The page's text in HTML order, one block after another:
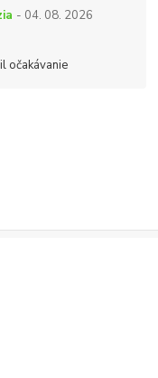
- 04. 08. 2026
očakávanie